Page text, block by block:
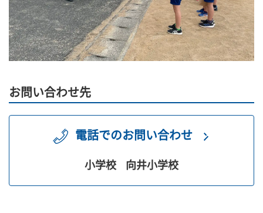
お問い合わせ先
電話でのお問い合わせ
小学校 向井小学校